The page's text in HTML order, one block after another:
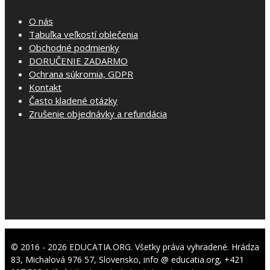
O nás
Tabuľka veľkostí oblečenia
Obchodné podmienky
DORUČENIE ZADARMO
Ochrana súkromia, GDPR
Kontakt
Často kladené otázky
Zrušenie objednávky a refundácia
© 2016 - 2026 EDUCATIA.ORG. Všetky práva vyhradené. Hrádza
83, Michalová 976 57, Slovensko, info @ educatia.org, +421